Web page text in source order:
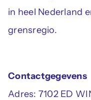
in heel Nederland
grensregio.
Contactgegevens
Adres: 7102 ED